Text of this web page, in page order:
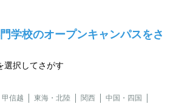
学校のオープンキャンパスをさ
選択してさがす
甲信越 東海・北陸 関西
中国・四国